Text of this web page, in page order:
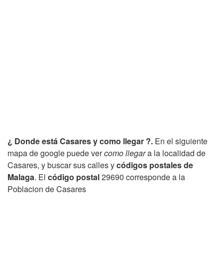
¿ Donde está Casares y como llegar ?. En el siguiente
mapa de google puede vercomo llegara la localidad de
Casares, y buscar sus calles ycódigos postales de
Malaga. El código postal29690 corresponde a la
Poblacion de Casares